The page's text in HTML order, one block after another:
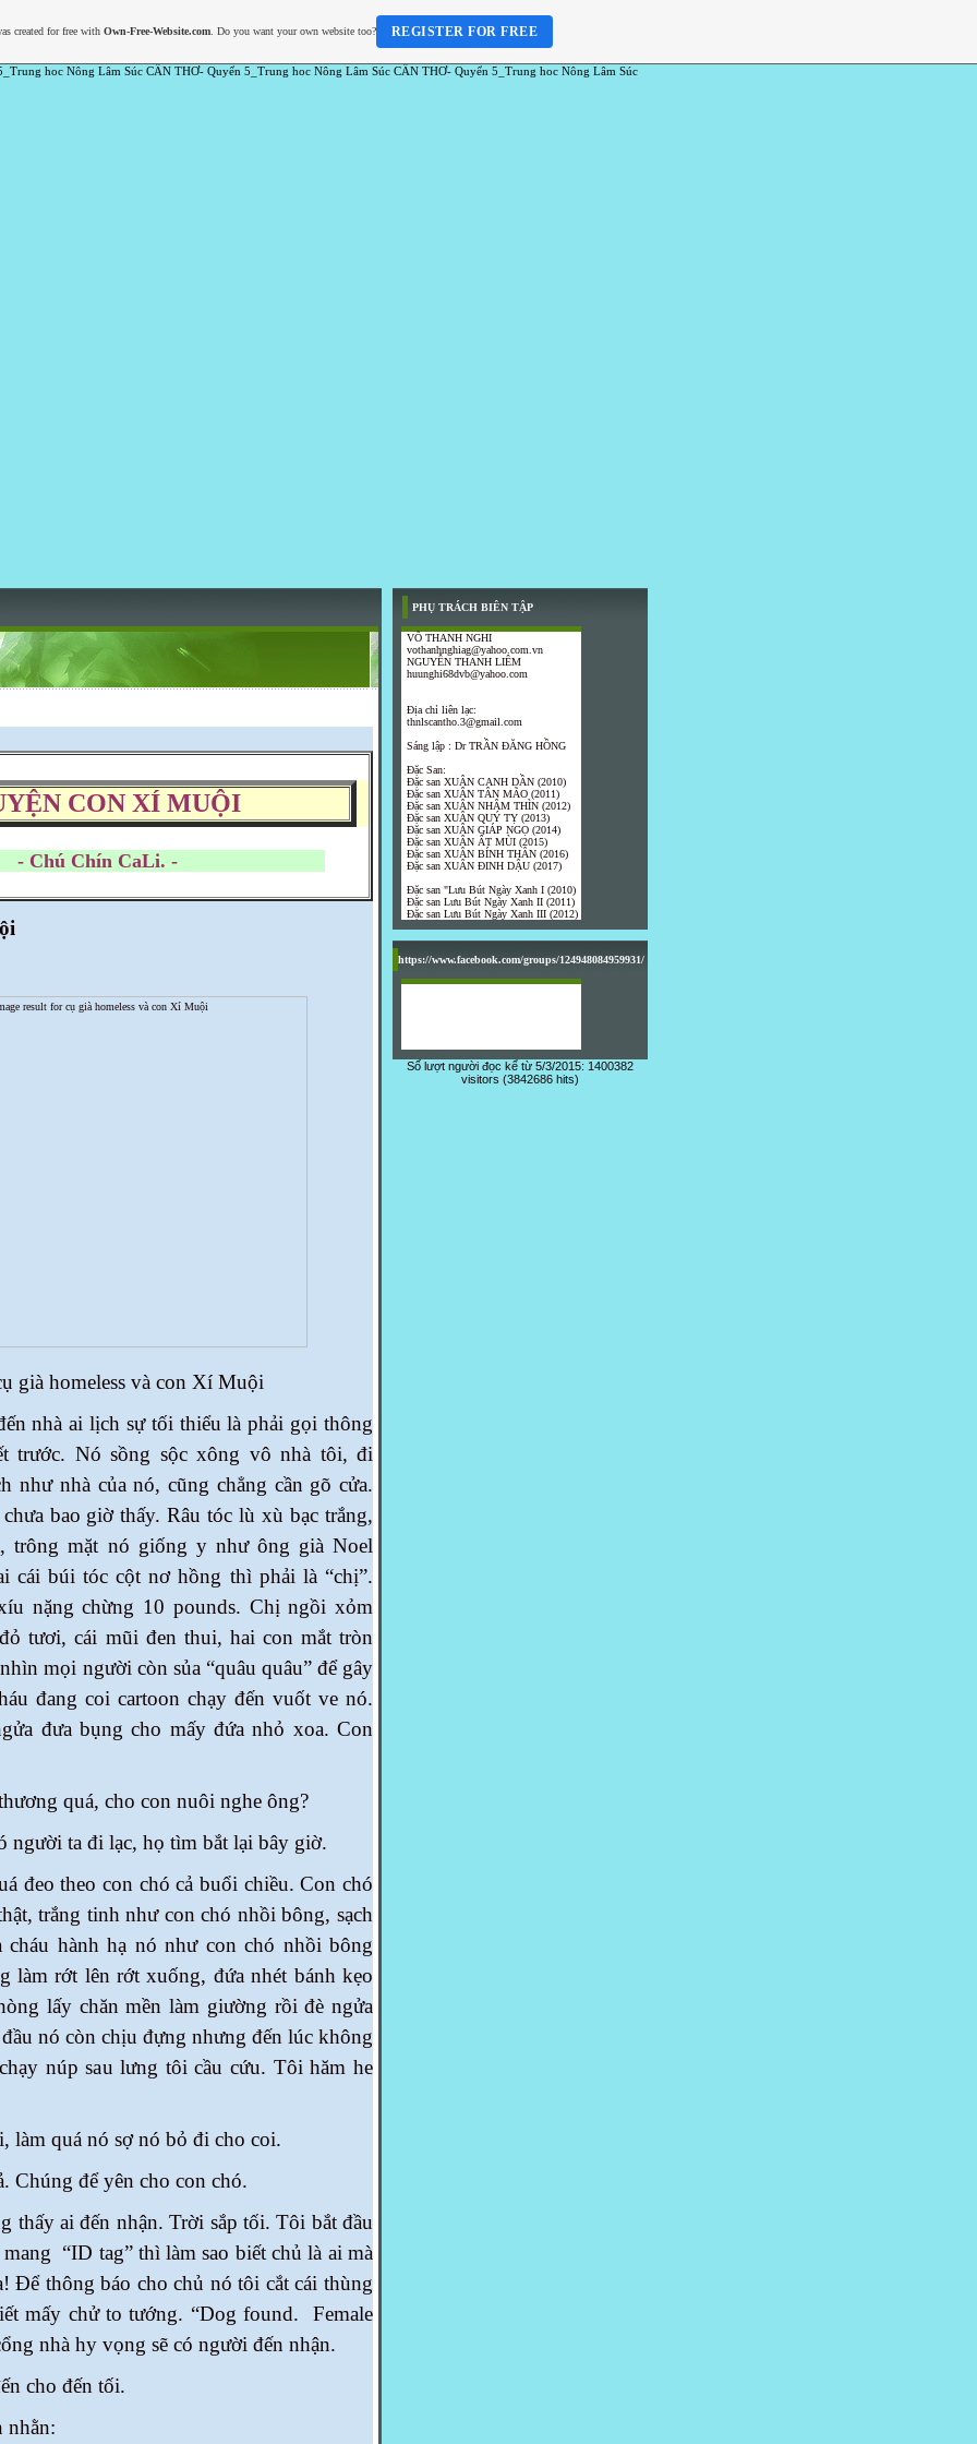
hoc Nông Lâm Súc CẦN THƠ- Quyển 5_Trung hoc Nông Lâm Súc CẦN THƠ- Quyển 5_Trung hoc Nông Lâm Súc
CON XÍ MUỘI
Chín CaLi. -
già homeless và con Xí Muội
nhà ai lịch sự tối thiểu là phải gọi thông
trước. Nó sồng sộc xông vô nhà tôi, đi
như nhà của nó, cũng chẳng cần gõ cửa.
bao giờ thấy. Râu tóc lù xù bạc trắng,
trông mặt nó giống y như ông già Noel
cái búi tóc cột nơ hồng thì phải là “chị”.
nặng chừng 10 pounds. Chị ngồi xỏm
tươi, cái mũi đen thui, hai con mắt tròn
mọi người còn sủa “quâu quâu” để gây
đang coi cartoon chạy đến vuốt ve nó.
đưa bụng cho mấy đứa nhỏ xoa. Con
quá, cho con nuôi nghe ông?
người ta đi lạc, họ tìm bắt lại bây giờ.
đeo theo con chó cả buổi chiều. Con chó
trắng tinh như con chó nhồi bông, sạch
cháu hành hạ nó như con chó nhồi bông
làm rớt lên rớt xuống, đứa nhét bánh kẹo
lấy chăn mền làm giường rồi đè ngửa
nó còn chịu đựng nhưng đến lúc không
núp sau lưng tôi cầu cứu. Tôi hăm he
làm quá nó sợ nó bỏ đi cho coi.
Chúng để yên cho con chó.
ai đến nhận. Trời sắp tối. Tôi bắt đầu
“ID tag” thì làm sao biết chủ là ai mà
Để thông báo cho chủ nó tôi cắt cái thùng
mấy chử to tướng. “Dog found. Female
nhà hy vọng sẽ có người đến nhận.
cho đến tối.
nhằn:
PHỤ TRÁCH BIÊN TẬP
VÕ THANH NGHI
vothanhnghiag@yahoo.com.vn
NGUYỄN THANH LIÊM
huunghi68dvb@yahoo.com
Địa chỉ liên lạc:
thnlscantho.3@gmail.com
Sáng lập : Dr TRẦN ĐĂNG HỒNG
Đặc San:
Đặc san XUÂN CANH DẦN (2010)
Đặc san XUÂN TÂN MÃO (2011)
Đặc san XUÂN NHÂM THÌN (2012)
Đặc san XUÂN QUÝ TỴ (2013)
Đặc san XUÂN GIÁP NGỌ (2014)
Đặc san XUÂN ẤT MÙI (2015)
Đặc san XUÂN BÍNH THÂN (2016)
Đặc san XUÂN ĐINH DẬU (2017)
Đặc san "Lưu Bút Ngày Xanh I (2010)
Đặc san Lưu Bút Ngày Xanh II (2011)
Đặc san Lưu Bút Ngày Xanh III (2012)
https://www.facebook.com/groups/124948084959931/
Số lượt người đọc kể từ 5/3/2015: 1400382
visitors (3842686 hits)
created for free with Own-Free-Website.com. Do you want your own website too? REGISTER FOR FREE